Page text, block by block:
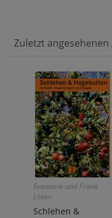
Zuletzt angesehenen
Evemarie und Frank
Löser:
Schlehen &